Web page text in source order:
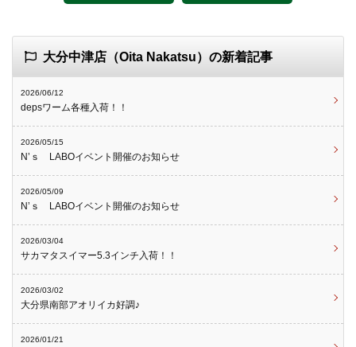
大分中津店（Oita Nakatsu）の新着記事
2026/06/12
depsワーム各種入荷！！
2026/05/15
N’ｓ LABOイベント開催のお知らせ
2026/05/09
N’ｓ LABOイベント開催のお知らせ
2026/03/04
サカマタスイマー5.3インチ入荷！！
2026/03/02
大分県南部アオリイカ好調♪
2026/01/21